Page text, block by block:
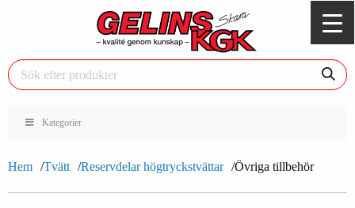
Kategorier
Hem Tvätt Reservdelar högtryckstvättar Övriga tillbehör